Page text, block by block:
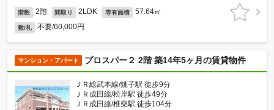
階数 2階 間取り 2LDK 専有面積 57.64㎡
敷/礼 不要/60,000円
マンション・アパート プロスパー２ 2階 築14年5ヶ月の賃貸物件
ＪＲ総武本線/銚子駅 徒歩9分
ＪＲ成田線/松岸駅 徒歩49分
ＪＲ成田線/椎柴駅 徒歩104分